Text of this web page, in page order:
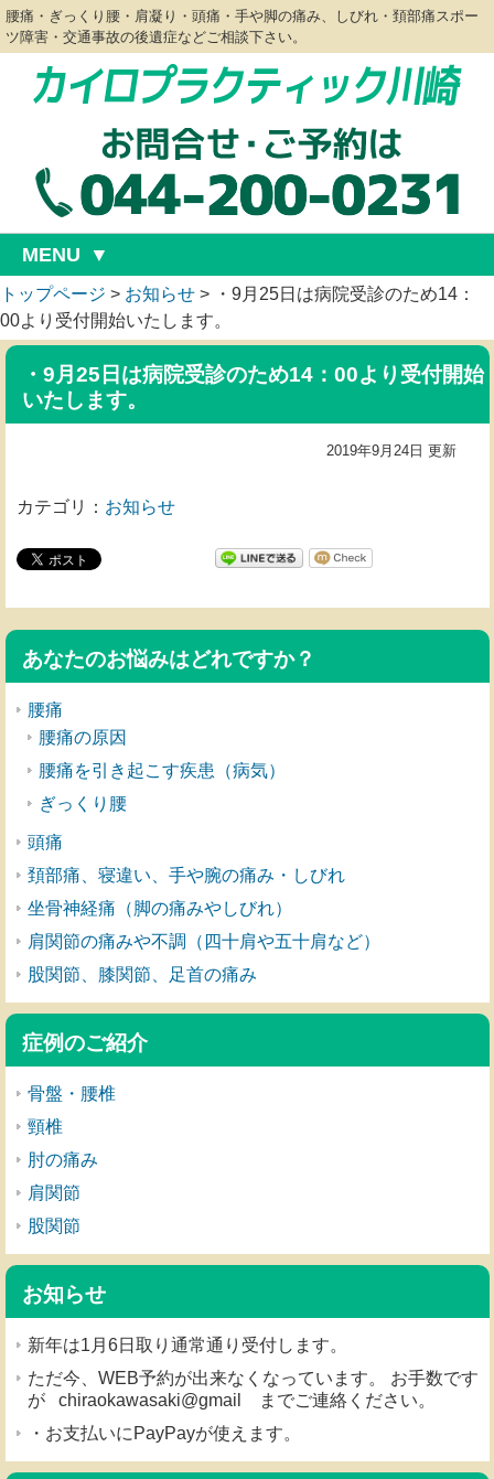
腰痛・ぎっくり腰・肩凝り・頭痛・手や脚の痛み、しびれ・頚部痛スポー
ツ障害・交通事故の後遺症などご相談下さい。
MENU
トップページ > お知らせ >
・9月25日は病院受診のため14：
00より受付開始いたします。
・9月25日は病院受診のため14：00より受付開始
いたします。
2019年9月24日 更新
カテゴリ： お知らせ
あなたのお悩みはどれですか？
腰痛
腰痛の原因
腰痛を引き起こす疾患（病気）
ぎっくり腰
頭痛
頚部痛、寝違い、手や腕の痛み・しびれ
坐骨神経痛（脚の痛みやしびれ）
肩関節の痛みや不調（四十肩や五十肩など）
股関節、膝関節、足首の痛み
症例のご紹介
骨盤・腰椎
頸椎
肘の痛み
肩関節
股関節
お知らせ
新年は1月6日取り通常通り受付します。
ただ今、WEB予約が出来なくなっています。 お手数です
が chiraokawasaki@gmail までご連絡ください。
・お支払いにPayPayが使えます。